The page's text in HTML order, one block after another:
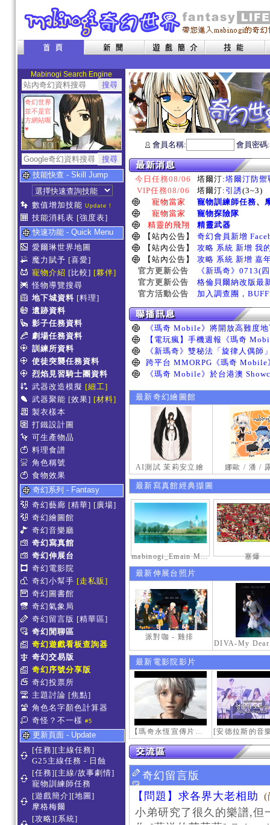
Mabinogi Search Engine
奇幻世界
並不是官
方網站喔
♥
技能快查 - Skill Jump
數值增加技能 Update !
技能消耗表 [強度表]
快速功能 - Quick Menu
愛爾琳世界地圖
魔力賦予 [喜愛]
寵物介紹 [比較] [夥伴]
怪物導覽搜尋
地下城資料 [料理]
遺跡資料
影子任務資料
劇場任務資料
訓練所資料
使徒突襲任務資料
烈焰見習騎士團資料
武器改造模擬 [細工]
武器聚能 [效果] [材料]
製衣樣本
打鐵設計圖
可生產物品
料理食譜
角色稱號
食物效果
奇幻系列 - Fantasy
奇幻藝廊 [精華] [廣場]
奇幻繪圖館
奇幻音樂廳
奇幻寫真館
奇幻伸展台
奇幻電影院
奇幻小幫手 [走私販]
奇幻圖書館
奇幻氣象局
奇幻留言版 [精華區]
奇幻閒聊區
奇幻遊戲看板查詢器
奇幻交易版
奇幻序號分享版
奇幻投票所
主題討論 [焦點]
角色名字顏色計算器
奇怪？不一樣 #5
更新頁面 - Update
[任務][主線任務]
G25主線任務 - 日蝕
[任務][主線/故事劇情]
寵物訓練師任務
[遊戲簡介][地圖]
摩格梅爾
[攻略][系統]
會員名稱: 會員密
今日任務08/06 塔爾汀:塔爾汀防禦
VIP任務08/06
塔爾汀: 引誘(3~3)
寵物當家
寵物訓練師任務、
寵物當家
寵物探險隊
精靈的飛翔
精靈武器
【站內公告】
奇幻會員新增
【站內公告】
攻略 系統 新增 我
【站內公告】
攻略 系統 新增 嘉
官方更新公告
《新瑪奇》0713(
官方更新公告
格倫貝爾納改版最
官方活動公告
加入調查團，
最新奇幻繪圖館
AI測試 茉莉安立繪 娜歐 / 潘 /
最新寫真館經典擷圖
mabinogi_Emain Macha_0900-1200_1 塞爆
最新伸展台照片
派對咖 - 雞排
最新電影院影片
【瑪奇永恆宣傳片】最初的感動
奇幻留言版
【問題】求各界大老相助
(
小弟研究了很久的樂譜,但